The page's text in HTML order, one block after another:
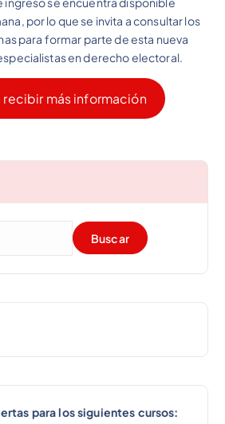
por lo que se invita a consultar los
para formar parte de esta nueva
en derecho electoral.
recibir más información
para los siguientes cursos: